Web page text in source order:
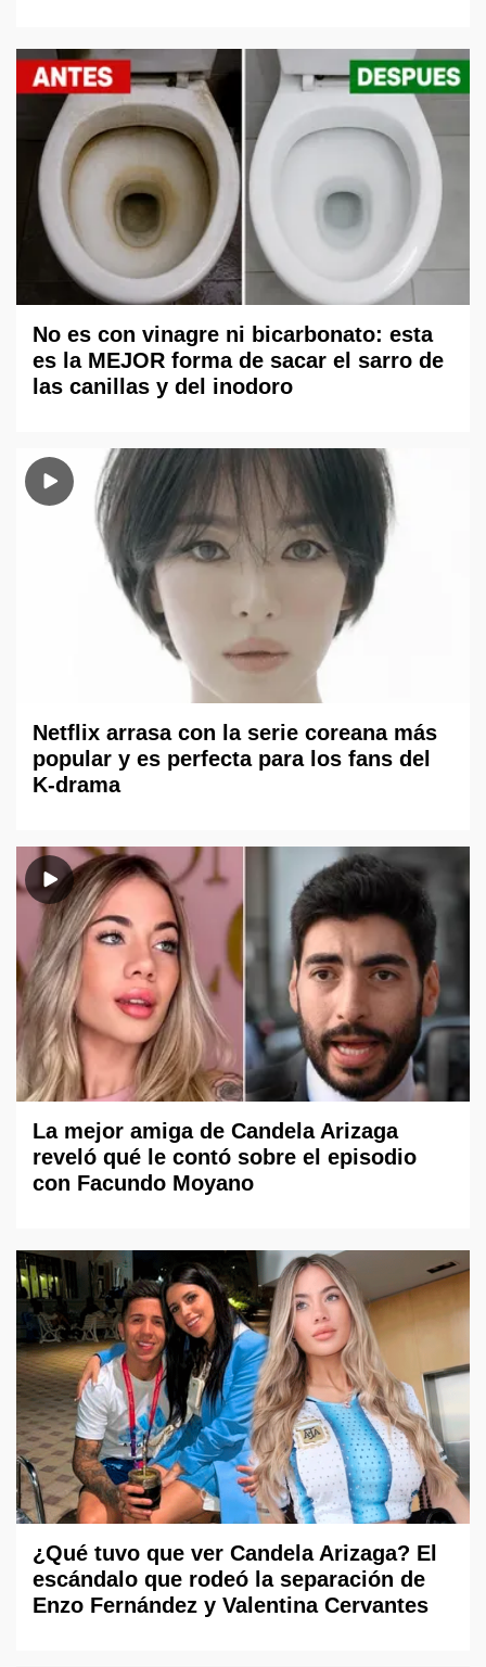
No es con vinagre ni bicarbonato: esta
es la MEJOR forma de sacar el sarro de
las canillas y del inodoro
Netflix arrasa con la serie coreana más
popular y es perfecta para los fans del
K-drama
La mejor amiga de Candela Arizaga
reveló qué le contó sobre el episodio
con Facundo Moyano
¿Qué tuvo que ver Candela Arizaga? El
escándalo que rodeó la separación de
Enzo Fernández y Valentina Cervantes